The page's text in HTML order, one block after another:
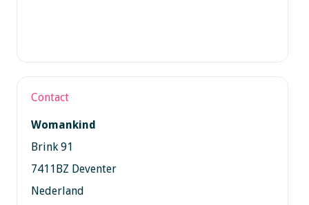
Contact
Womankind
Brink 91
7411BZ Deventer
Nederland